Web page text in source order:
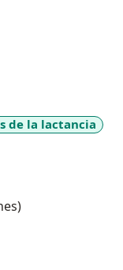
de la lactancia